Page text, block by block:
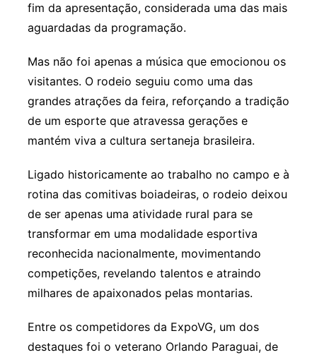
fim da apresentação, considerada uma das mais
aguardadas da programação.
Mas não foi apenas a música que emocionou os
visitantes. O rodeio seguiu como uma das
grandes atrações da feira, reforçando a tradição
de um esporte que atravessa gerações e
mantém viva a cultura sertaneja brasileira.
Ligado historicamente ao trabalho no campo e à
rotina das comitivas boiadeiras, o rodeio deixou
de ser apenas uma atividade rural para se
transformar em uma modalidade esportiva
reconhecida nacionalmente, movimentando
competições, revelando talentos e atraindo
milhares de apaixonados pelas montarias.
Entre os competidores da ExpoVG, um dos
destaques foi o veterano Orlando Paraguai, de